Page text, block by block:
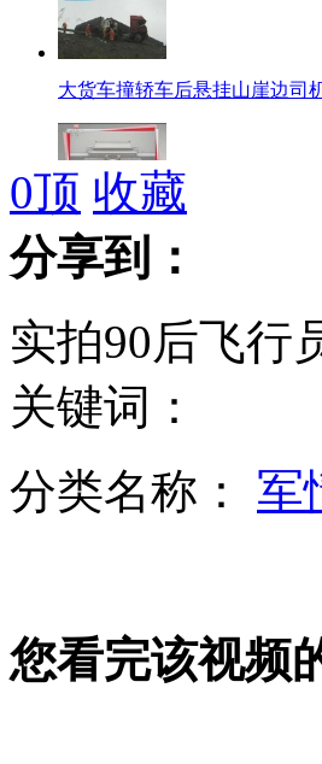
大货车撞轿车后悬挂山崖边司
两万人争进故宫赏飞雪 故宫雪
钓鱼岛问题对日影响严重 中
中国空军自由空战锻造近距格
0顶 收藏
分享到：
实拍90后飞行
关键词：
分类名称： 军
您看完该视频